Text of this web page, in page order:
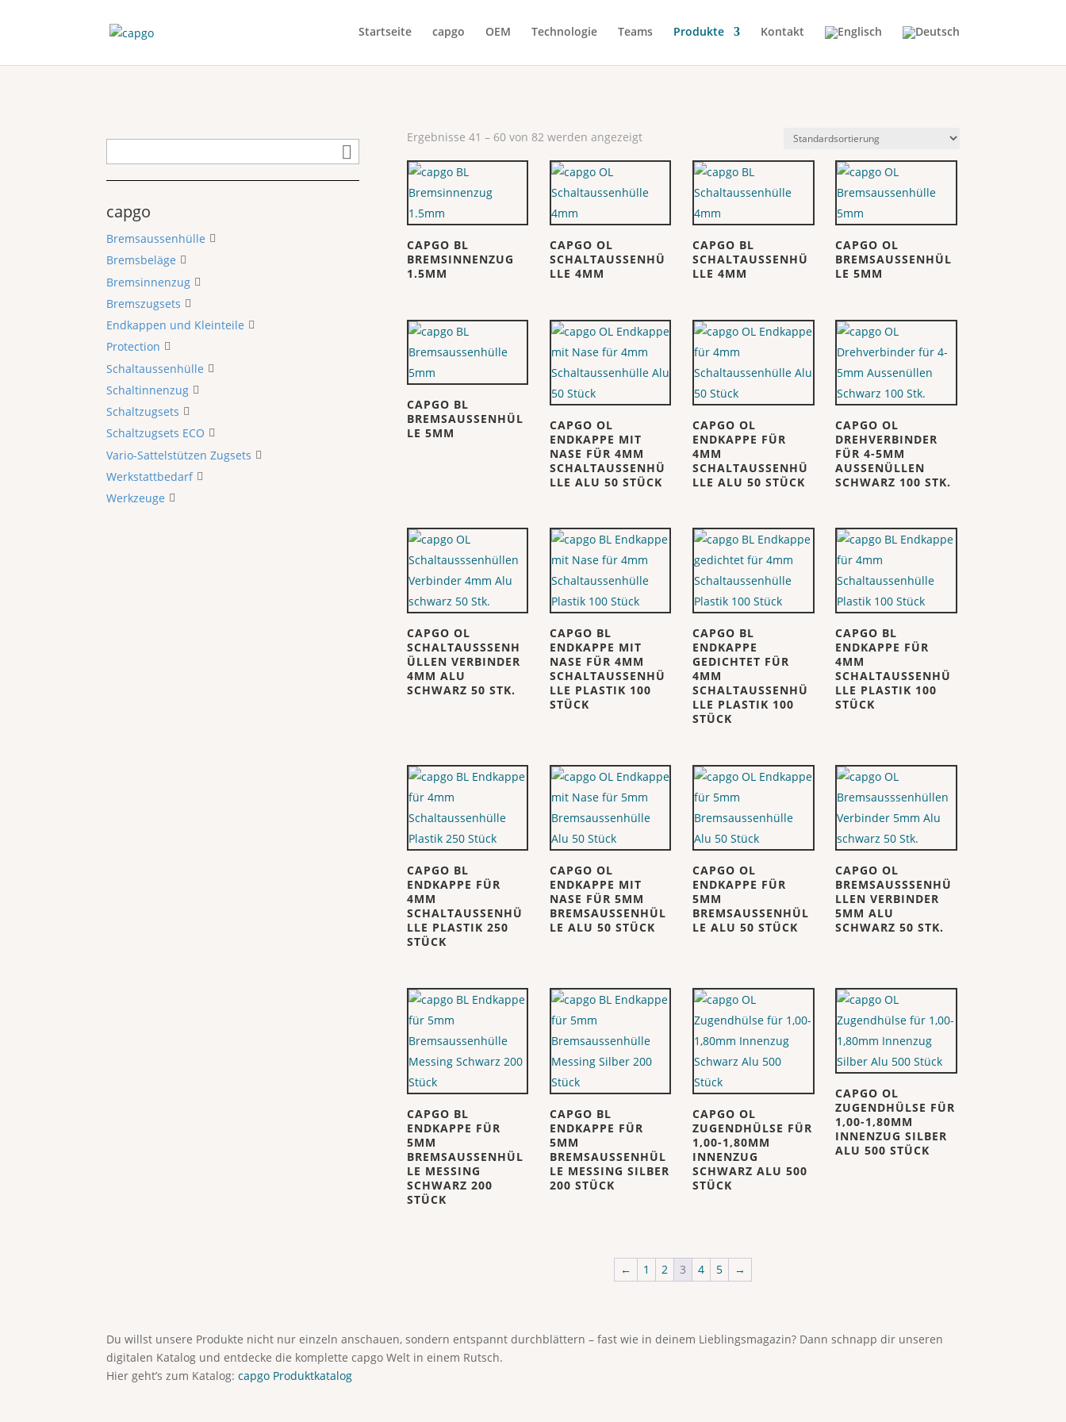
Startseite capgo OEM Technologie Teams Produkte Kontakt
capgo
Bremsaussenhülle
Bremsbeläge
Bremsinnenzug
Bremszugsets
Endkappen und Kleinteile
Protection
Schaltaussenhülle
Schaltinnenzug
Schaltzugsets
Schaltzugsets ECO
Vario-Sattelstützen Zugsets
Werkstattbedarf
Werkzeuge
Ergebnisse 41 – 60 von 82 werden angezeigt
CAPGO BL
BREMSINNENZUG
1.5MM
CAPGO OL
SCHALTAUSSENHÜ
LLE 4MM
CAPGO BL
SCHALTAUSSENHÜ
LLE 4MM
CAPGO OL
BREMSAUSSENHÜL
LE 5MM
CAPGO BL
BREMSAUSSENHÜL
LE 5MM
CAPGO OL
ENDKAPPE MIT
NASE FÜR 4MM
SCHALTAUSSENHÜ
LLE ALU 50 STÜCK
CAPGO OL
ENDKAPPE FÜR
4MM
SCHALTAUSSENHÜ
LLE ALU 50 STÜCK
CAPGO OL
DREHVERBINDER
FÜR 4-5MM
AUSSENÜLLEN
SCHWARZ 100 STK.
CAPGO OL
SCHALTAUSSSENH
ÜLLEN VERBINDER
4MM ALU
SCHWARZ 50 STK.
CAPGO BL
ENDKAPPE MIT
NASE FÜR 4MM
SCHALTAUSSENHÜ
LLE PLASTIK 100
STÜCK
CAPGO BL
ENDKAPPE
GEDICHTET FÜR
4MM
SCHALTAUSSENHÜ
LLE PLASTIK 100
STÜCK
CAPGO BL
ENDKAPPE FÜR
4MM
SCHALTAUSSENHÜ
LLE PLASTIK 100
STÜCK
CAPGO BL
ENDKAPPE FÜR
4MM
SCHALTAUSSENHÜ
LLE PLASTIK 250
STÜCK
CAPGO OL
ENDKAPPE MIT
NASE FÜR 5MM
BREMSAUSSENHÜL
LE ALU 50 STÜCK
CAPGO OL
ENDKAPPE FÜR
5MM
BREMSAUSSENHÜL
LE ALU 50 STÜCK
CAPGO OL
BREMSAUSSSENHÜ
LLEN VERBINDER
5MM ALU
SCHWARZ 50 STK.
CAPGO BL
ENDKAPPE FÜR
5MM
BREMSAUSSENHÜL
LE MESSING
SCHWARZ 200
STÜCK
CAPGO BL
ENDKAPPE FÜR
5MM
BREMSAUSSENHÜL
LE MESSING SILBER
200 STÜCK
CAPGO OL
ZUGENDHÜLSE FÜR
1,00-1,80MM
INNENZUG
SCHWARZ ALU 500
STÜCK
CAPGO OL
ZUGENDHÜLSE FÜR
1,00-1,80MM
INNENZUG SILBER
ALU 500 STÜCK
← 1 2 3 4 5 →
Du willst unsere Produkte nicht nur einzeln anschauen, sondern entspannt durchblättern – fast wie in deinem Lieblingsmagazin? Dann schnapp dir unseren
digitalen Katalog und entdecke die komplette capgo Welt in einem Rutsch.
Hier geht’s zum Katalog:capgo Produktkatalog